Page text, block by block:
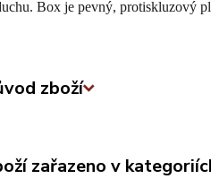
Box je pevný, protiskluzový
zboží
zařazeno v